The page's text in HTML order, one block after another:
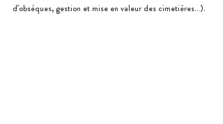
d’obsèques, gestion et mise en valeur des cimetières…).